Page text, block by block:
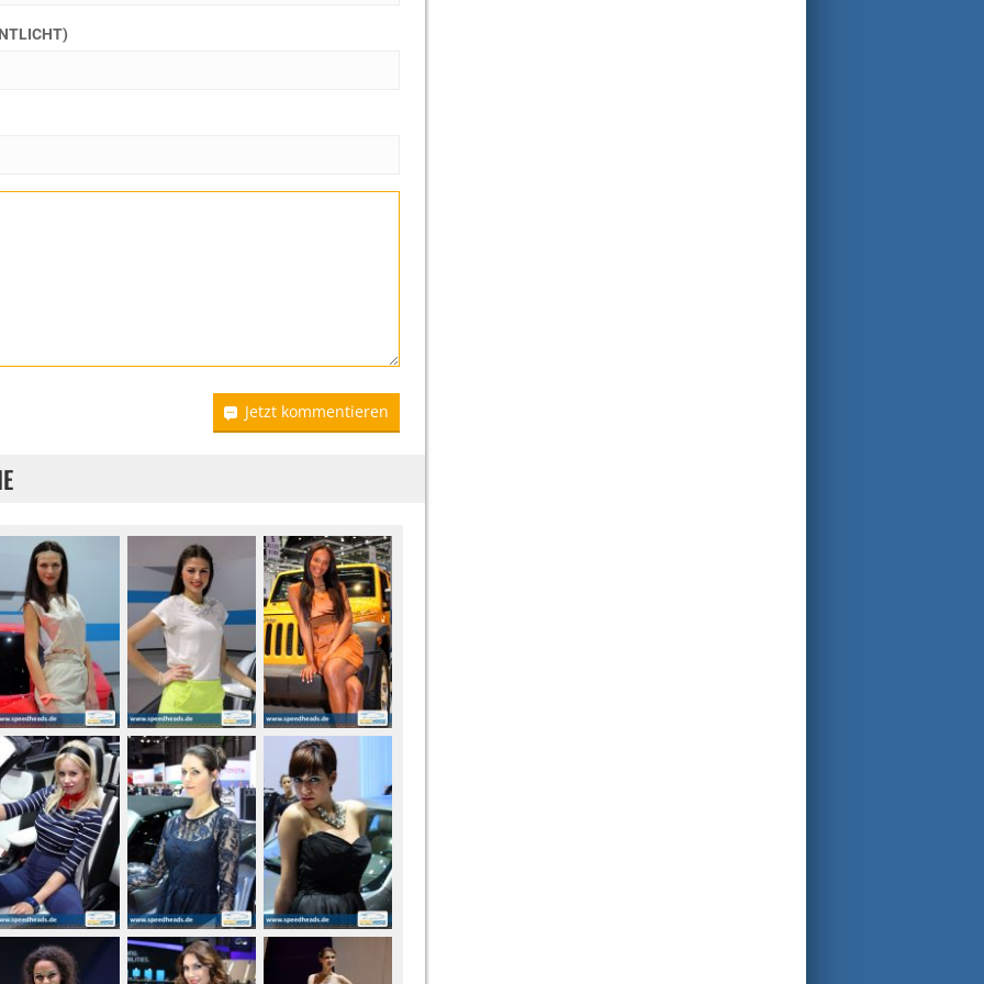
Jetzt kommentieren